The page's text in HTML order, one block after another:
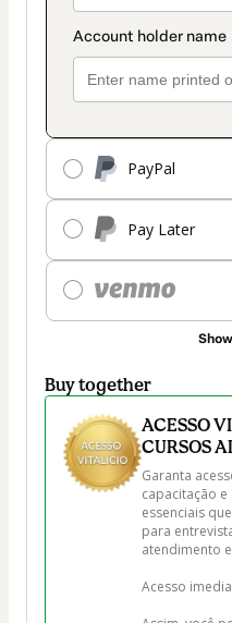
PayPal
Pay Later
Buy together
ACESSO
CURSOS
Garanta
capacitação e
essenciais
para
atendimento
Acesso